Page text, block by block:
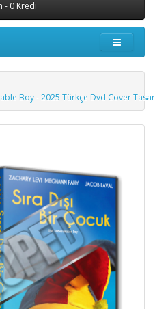
- 0 Kredi
Boy - 2025 Türkçe Dvd Cover